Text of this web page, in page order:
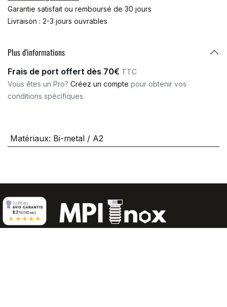
Garantie satisfait ou remboursé de 30 jours
Livraison : 2-3 jours ouvrables
Plus d'informations
Frais de port offert dès 70€ TTC
Vous êtes un Pro? Créez un compte pour obtenir vos
conditions spécifiques.
Matériaux: Bi-metal / A2
9.7/10 (142 avis)
★★★★★